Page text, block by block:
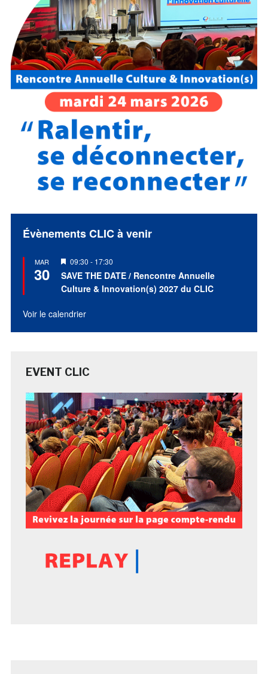
Évènements CLIC à venir
MAR
30
Mis
en
avant
09:30 - 17:30
SAVE THE DATE / Rencontre Annuelle
Culture & Innovation(s) 2027 du CLIC
Voir le calendrier
EVENT CLIC